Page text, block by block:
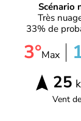
Scénario
Très
33% de
3°Max
25
Vent